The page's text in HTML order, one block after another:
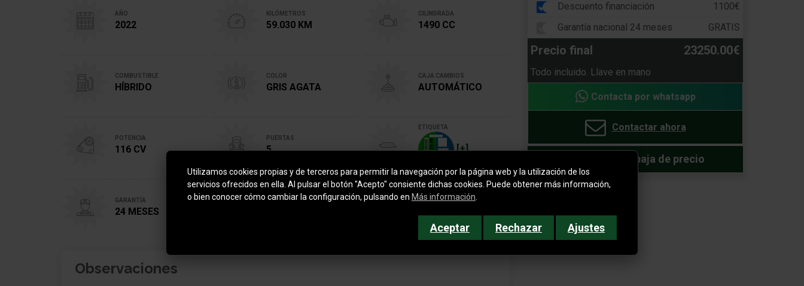
AÑO
2022
KILÓMETROS
59.030 KM
CILINDRADA
1490 CC
COMBUSTIBLE
HÍBRIDO
COLOR
GRIS AGATA
CAJA CAMBIOS
AUTOMÁTICO
POTENCIA
116 CV
PUERTAS
5
ETIQUETA
[+]
GARANTÍA
24 MESES
Observaciones
Descuento financiación
1100€
Garantía nacional 24 meses
GRATIS
Precio final 23250.00€
Todo incluido. Llave en mano
Contacta por whatsapp
Contactar ahora
Avísame si baja de precio
Utilizamos cookies propias y de terceros para permitir la navegación por la página web y la utilización de los
servicios ofrecidos en ella. Al pulsar el botón "Acepto" consiente dichas cookies. Puede obtener más información,
o bien conocer cómo cambiar la configuración, pulsando en Más información
Aceptar Rechazar Ajustes